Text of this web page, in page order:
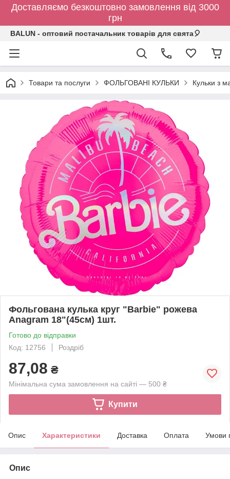
Доставляємо безкоштовно замовлення від 3000
грн
BALUN - оптовий постачальник товарів для свята🎈
Товари та послуги ФОЛЬГОВАНІ КУЛЬКИ Кульки з
Фольгована кулька круг "Barbie" рожева
Anagram 18"(45см) 1шт.
Готово до відправки
Код: 12756
Роздріб
87,08 ₴
Мінімальна сума замовлення на сайті — 500 ₴
Купити
Опис Характеристики Доставка Оплата Умови
Опис